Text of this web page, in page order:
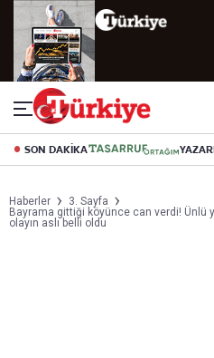
SON DAKİKA
Haberler
3. Sayfa
Bayrama gittiği köyünce can verdi! Ünlü
olayın aslı belli oldu